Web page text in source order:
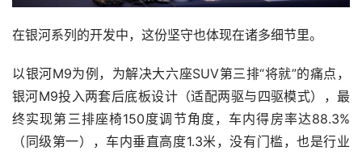
在银河系列的开发中，这份坚守也体现在诸多细节里。
以银河M9为例，为解决大六座SUV第三排“将就”的痛点，
银河M9投入两套后底板设计（适配两驱与四驱模式），最
终实现第三排座椅150度调节角度，车内得房率达88.3%
（同级第一），车内垂直高度1.3米，没有门槛，也是行业